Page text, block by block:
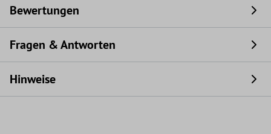
Bewertungen
Fragen & Antworten
Hinweise